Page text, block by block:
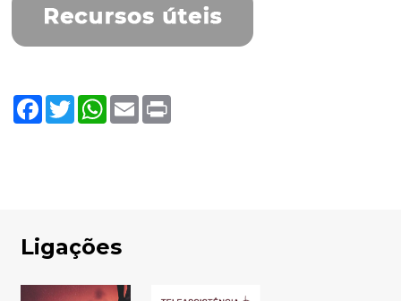
FacebookTwitterWhatsApp
Email
Ligações